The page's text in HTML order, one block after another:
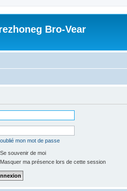
Bro-Vear
oublié mon mot de passe
Se souvenir de moi
Masquer ma présence lors de cette session